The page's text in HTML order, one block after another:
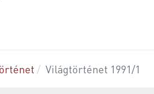
Világtörténet 1991/1